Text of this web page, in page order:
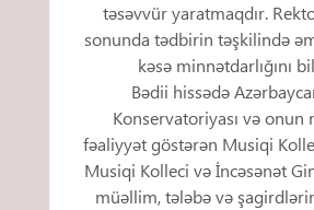
təsəvvür yaratmaqdır. Rektor
sonunda tədbirin təşkilində
kəsə minnətdarlığını
Bədii hissədə
Konservatoriyası və onun
fəaliyyət göstərən Musiqi
Musiqi Kolleci və İncəsənət
müəllim, tələbə və